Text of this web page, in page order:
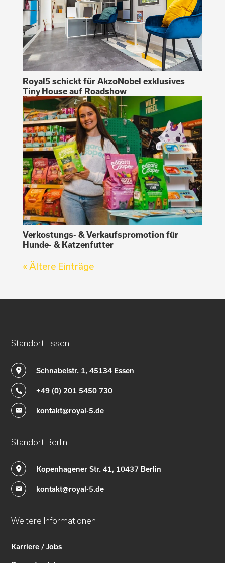
Royal5 schickt für AkzoNobel exklusives
Tiny House auf Roadshow
Verkostungs- & Verkaufspromotion für
Hunde- & Katzenfutter
« Ältere Einträge
Standort Essen
Schnabelstr. 1, 45134 Essen
+49 (0) 201 5450 730
kontakt@royal-5.de
Standort Berlin
Kopenhagener Str. 41, 10437 Berlin
kontakt@royal-5.de
Weitere Informationen
Karriere / Jobs